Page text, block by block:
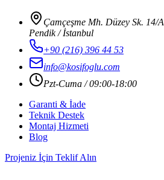
Çamçeşme Mh. Düzey Sk. 14/A
Pendik / İstanbul
+90 (216) 396 44 53
info@kosifoglu.com
Pzt-Cuma / 09:00-18:00
Garanti & İade
Teknik Destek
Montaj Hizmeti
Blog
Projeniz İçin Teklif Alın